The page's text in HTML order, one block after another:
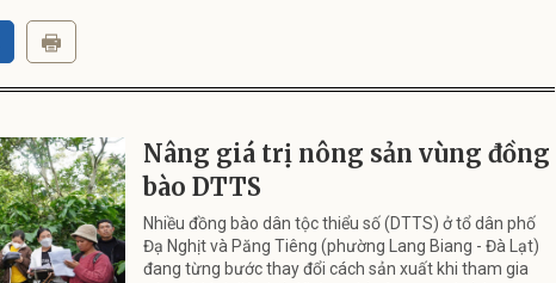
Nâng giá trị nông sản vùng đồng
bào DTTS
Nhiều đồng bào dân tộc thiểu số (DTTS) ở tổ dân phố
Đạ Nghịt và Păng Tiêng (phường Lang Biang - Đà Lạt)
đang từng bước thay đổi cách sản xuất khi tham gia